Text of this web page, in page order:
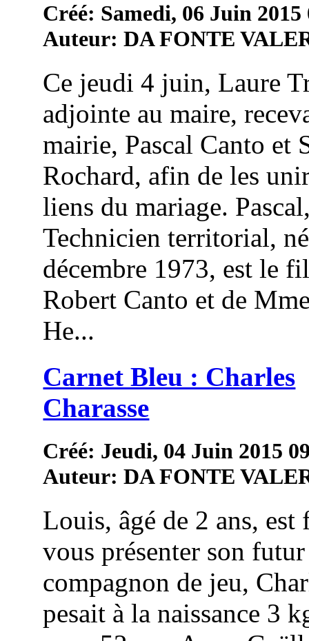
Créé: Samedi, 06 Juin 2015
Auteur: DA FONTE
Ce jeudi 4 juin, Laure
adjointe au maire,
mairie, Pascal Canto et
Rochard, afin de les
liens du mariage.
Technicien territorial,
décembre 1973, est le
Robert Canto et de
He...
Carnet Bleu : Charles
Charasse
Créé: Jeudi, 04 Juin 2015
Auteur: DA FONTE
Louis, âgé de 2 ans, est
vous présenter son futur
compagnon de jeu,
pesait à la naissance 3